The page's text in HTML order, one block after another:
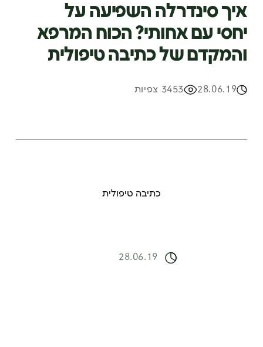
איך סינדרלה השפיעה על
יחסי עם אחותי? הכוח המרפא
והמקדם של כתיבה טיפולית
28.06.19 3453 צפיות
כתיבה טיפולית
28.06.19